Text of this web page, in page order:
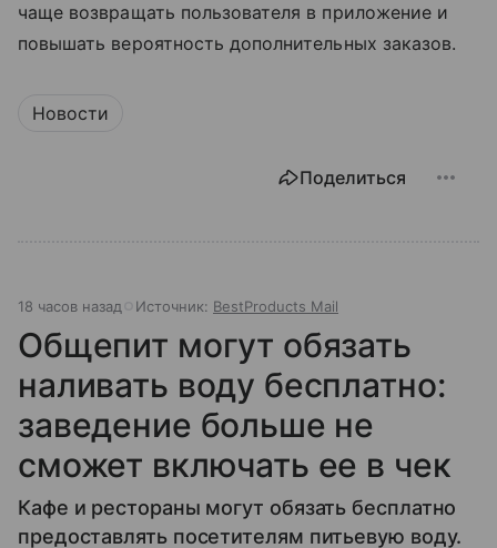
чаще возвращать пользователя в приложение и
повышать вероятность дополнительных заказов.
Новости
Поделиться
18 часов назад Источник: BestProducts Mail
Общепит могут обязать
наливать воду бесплатно:
заведение больше не
сможет включать ее в чек
Кафе и рестораны могут обязать бесплатно
предоставлять посетителям питьевую воду.